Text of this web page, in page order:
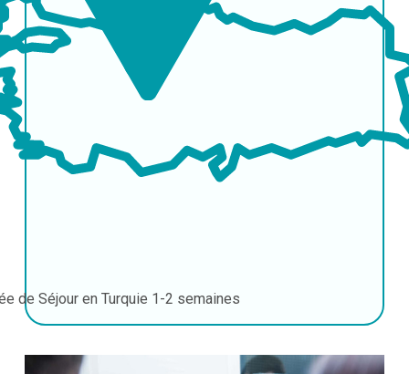
de Séjour en Turquie 1-2 semaines